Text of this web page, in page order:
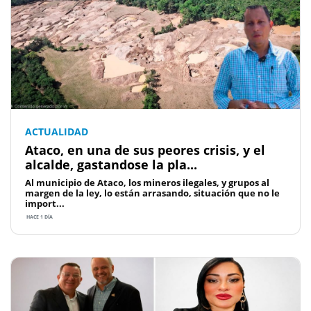
ACTUALIDAD
Ataco, en una de sus peores crisis, y el
alcalde, gastandose la pla...
Al municipio de Ataco, los mineros ilegales, y grupos al
margen de la ley, lo están arrasando, situación que no le
import...
HACE 1 DÍA